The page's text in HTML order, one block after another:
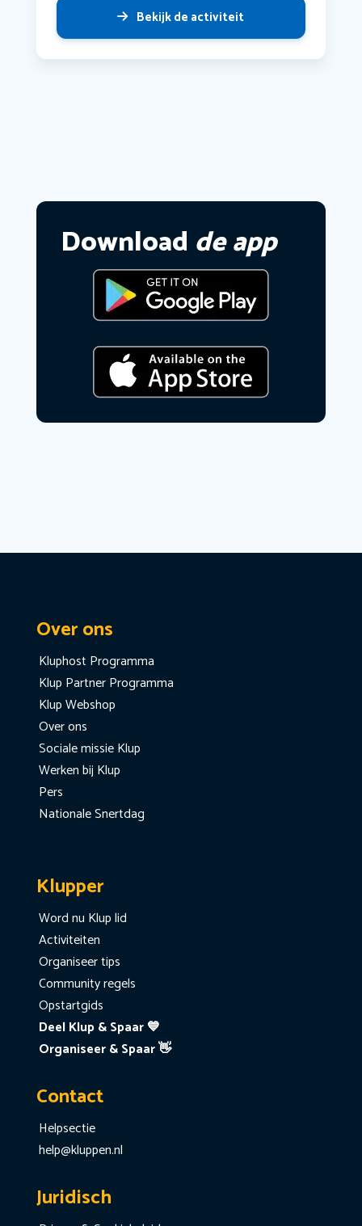
Bekijk de activiteit
Download de app
Over ons
Kluphost Programma
Klup Partner Programma
Klup Webshop
Over ons
Sociale missie Klup
Werken bij Klup
Pers
Nationale Snertdag
Klupper
Word nu Klup lid
Activiteiten
Organiseer tips
Community regels
Opstartgids
Deel Klup & Spaar 💙
Organiseer & Spaar 👋
Contact
Helpsectie
help@kluppen.nl
Juridisch